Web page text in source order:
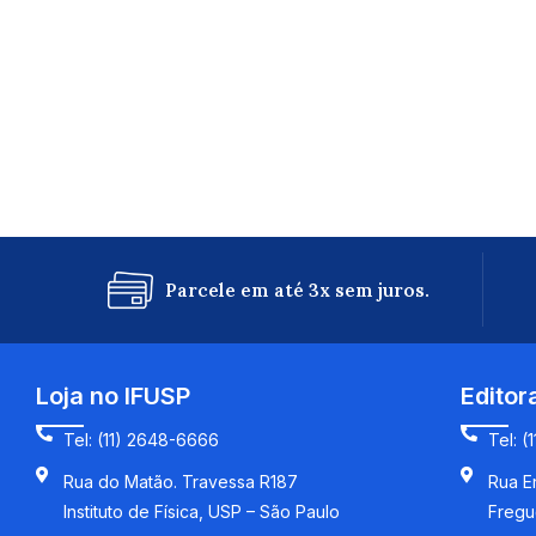
Parcele em até 3x sem juros.
Loja no IFUSP
Tel: (11) 2648-6666
Rua do Matão. Travessa R187
Instituto de Física, USP – São Paulo
Tel:
Rua